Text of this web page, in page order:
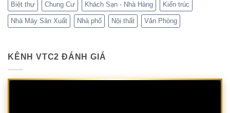
Biệt thự Chung Cư Khách Sạn - Nhà Hàng Kiến trúc
Nhà Máy Sản Xuất Nhà phố Nội thất Văn Phòng
KÊNH VTC2 ĐÁNH GIÁ
Trình